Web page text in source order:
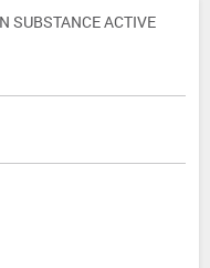
SUBSTANCE ACTIVE